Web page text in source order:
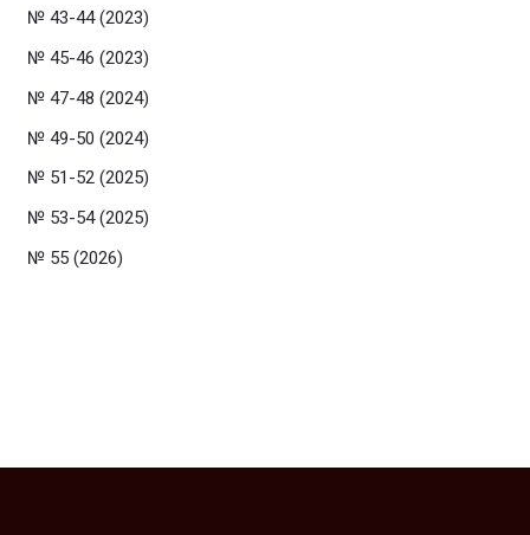
№ 43-44 (2023)
№ 45-46 (2023)
№ 47-48 (2024)
№ 49-50 (2024)
№ 51-52 (2025)
№ 53-54 (2025)
№ 55 (2026)